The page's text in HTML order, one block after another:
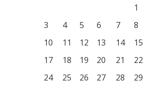
1
3
4 5 6 7 8
10
11 12 13 14 15
17
18 19 20 21 22
24
25 26 27 28 29